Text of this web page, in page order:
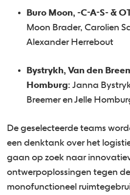
Buro Moon, -C-A-S- &
Moon Brader, Carolien
Alexander Herrebout
Bystrykh, Van den
Homburg: Janna
Breemer en Jelle
De geselecteerde teams
een denktank over het
gaan op zoek naar
ontwerpoplossingen tegen
monofunctioneel